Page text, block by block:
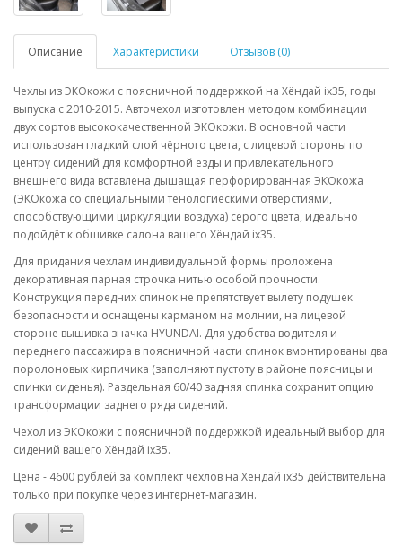
Описание Характеристики Отзывов (0)
Чехлы из ЭКОкожи с поясничной поддержкой на Хёндай ix35, годы
выпуска с 2010-2015. Авточехол изготовлен методом комбинации
двух сортов высококачественной ЭКОкожи. В основной части
использован гладкий слой чёрного цвета, с лицевой стороны по
центру сидений для комфортной езды и привлекательного
внешнего вида вставлена дышащая перфорированная ЭКОкожа
(ЭКОкожа со специальными тенологиескими отверстиями,
способствующими циркуляции воздуха) серого цвета, идеально
подойдёт к обшивке салона вашего Хёндай ix35.
Для придания чехлам индивидуальной формы проложена
декоративная парная строчка нитью особой прочности.
Конструкция передних спинок не препятствует вылету подушек
безопасности и оснащены карманом на молнии, на лицевой
стороне вышивка значка HYUNDAI. Для удобства водителя и
переднего пассажира в поясничной части спинок вмонтированы два
поролоновых кирпичика (заполняют пустоту в районе поясницы и
спинки сиденья). Раздельная 60/40 задняя спинка сохранит опцию
трансформации заднего ряда сидений.
Чехол из ЭКОкожи с поясничной поддержкой идеальный выбор для
сидений вашего Хёндай ix35.
Цена - 4600 рублей за комплект чехлов на Хёндай ix35 действительна
только при покупке через интернет-магазин.